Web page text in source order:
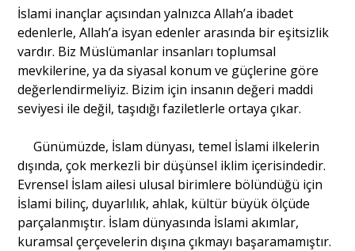
Ankara Analiz
Sağlık
İslami inançlar açısından yalnızca Allah’a ibadet
edenlerle, Allah’a isyan edenler arasında bir eşitsizlik
vardır. Biz Müslümanlar insanları toplumsal
mevkilerine, ya da siyasal konum ve güçlerine göre
değerlendirmeliyiz. Bizim için insanın değeri maddi
seviyesi ile değil, taşıdığı faziletlerle ortaya çıkar.
Günümüzde, İslam dünyası, temel İslami ilkelerin
dışında, çok merkezli bir düşünsel iklim içerisindedir.
Evrensel İslam ailesi ulusal birimlere bölündüğü için
İslami bilinç, duyarlılık, ahlak, kültür büyük ölçüde
parçalanmıştır. İslam dünyasında İslami akımlar,
kuramsal çerçevelerin dışına çıkmayı başaramamıştır.